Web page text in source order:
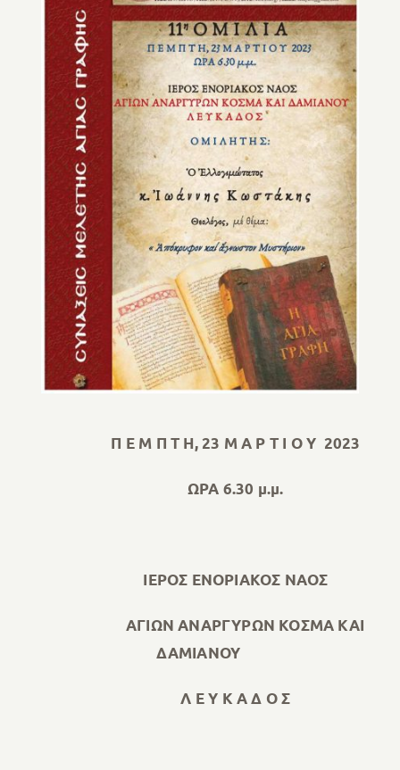
Π Ε Μ Π Τ Η, 23 Μ Α Ρ Τ Ι Ο Υ 2023
ΩΡΑ 6.30 μ.μ.
ΙΕΡΟΣ ΕΝΟΡΙΑΚΟΣ ΝΑΟΣ
ΑΓΙΩΝ ΑΝΑΡΓΥΡΩΝ ΚΟΣΜΑ ΚΑΙ
ΔΑΜΙΑΝΟΥ
Λ Ε Υ Κ Α Δ Ο Σ